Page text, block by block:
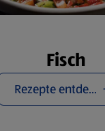
Fisch
Rezepte entdecken